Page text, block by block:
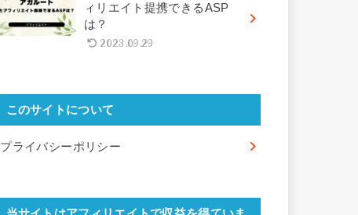
ィリエイト提携できるASP
は？
2023.09.29
このサイトについて
プライバシーポリシー